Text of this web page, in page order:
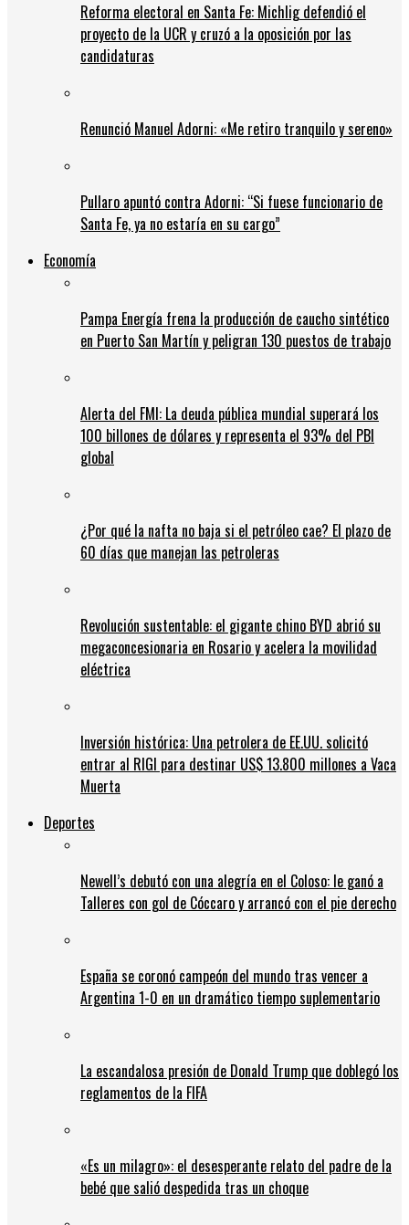
Reforma electoral en Santa Fe: Michlig defendió el
proyecto de la UCR y cruzó a la oposición por las
candidaturas
Renunció Manuel Adorni: «Me retiro tranquilo y sereno»
Pullaro apuntó contra Adorni: “Si fuese funcionario de
Santa Fe, ya no estaría en su cargo”
Economía
Pampa Energía frena la producción de caucho sintético
en Puerto San Martín y peligran 130 puestos de trabajo
Alerta del FMI: La deuda pública mundial superará los
100 billones de dólares y representa el 93% del PBI
global
¿Por qué la nafta no baja si el petróleo cae? El plazo de
60 días que manejan las petroleras
Revolución sustentable: el gigante chino BYD abrió su
megaconcesionaria en Rosario y acelera la movilidad
eléctrica
Inversión histórica: Una petrolera de EE.UU. solicitó
entrar al RIGI para destinar US$ 13.800 millones a Vaca
Muerta
Deportes
Newell’s debutó con una alegría en el Coloso: le ganó a
Talleres con gol de Cóccaro y arrancó con el pie derecho
España se coronó campeón del mundo tras vencer a
Argentina 1-0 en un dramático tiempo suplementario
La escandalosa presión de Donald Trump que doblegó los
reglamentos de la FIFA
«Es un milagro»: el desesperante relato del padre de la
bebé que salió despedida tras un choque